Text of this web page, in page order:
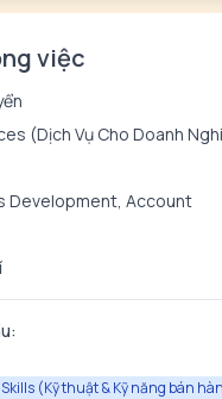
việc
(Dịch Vụ Cho Doanh
Development, Account
(Kỹ thuật & Kỹ năng bán